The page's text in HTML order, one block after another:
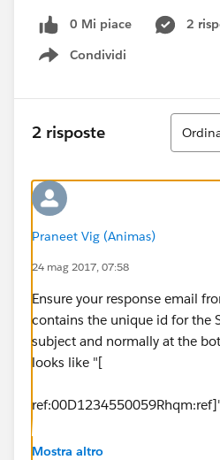
0 Mi piace
2
Condividi
Show menu
2 risposte
Ordina
Praneet Vig (Animas)
24 mag 2017, 07:58
Ensure your response email
contains the unique id for the
subject and normally at the
looks like "[
Also, in your reply back to the
Mostra altro